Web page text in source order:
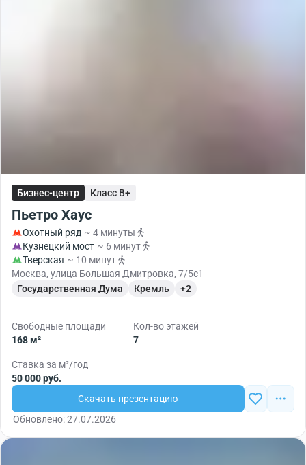
Бизнес-центр Класс B+
Пьетро Хаус
Охотный ряд ~ 4 минуты
Кузнецкий мост ~ 6 минут
Тверская ~ 10 минут
Москва, улица Большая Дмитровка, 7/5с1
Государственная Дума
Кремль +2
Свободные площади
168 м²
Кол-во этажей
7
Ставка за м²/год
50 000 руб.
Скачать презентацию
Обновлено: 27.07.2026